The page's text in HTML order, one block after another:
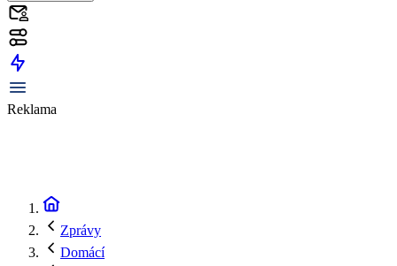
Reklama
Zprávy
Domácí